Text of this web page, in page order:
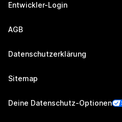
Entwickler-Login
AGB
Datenschutzerklärung
Sitemap
Deine Datenschutz-Optionen